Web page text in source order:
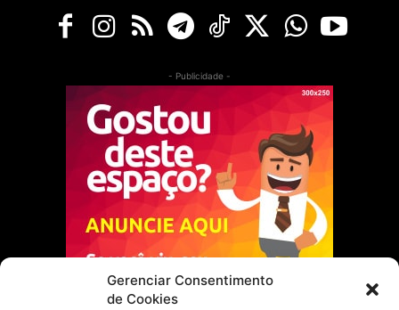
Gerenciar Consentimento
de Cookies
- Publicidade -